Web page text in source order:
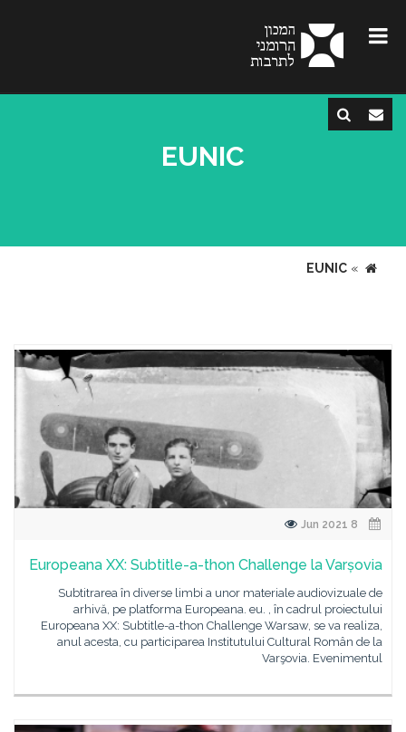
EUNIC
»
EUNIC
Europeana XX: Subtitle-a-thon Challenge la Varșovia
Subtitrarea în diverse limbi a unor materiale audiovizuale de
arhivă, pe platforma Europeana. eu. , în cadrul proiectului
Europeana XX: Subtitle-a-thon Challenge Warsaw, se va realiza,
anul acesta, cu participarea Institutului Cultural Român de la
Varşovia. Evenimentul